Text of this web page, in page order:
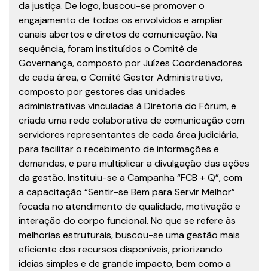
da justiça. De logo, buscou-se promover o
engajamento de todos os envolvidos e ampliar
canais abertos e diretos de comunicação. Na
sequência, foram instituídos o Comitê de
Governança, composto por Juízes Coordenadores
de cada área, o Comitê Gestor Administrativo,
composto por gestores das unidades
administrativas vinculadas à Diretoria do Fórum, e
criada uma rede colaborativa de comunicação com
servidores representantes de cada área judiciária,
para facilitar o recebimento de informações e
demandas, e para multiplicar a divulgação das ações
da gestão. Instituiu-se a Campanha “FCB + Q”, com
a capacitação “Sentir-se Bem para Servir Melhor”
focada no atendimento de qualidade, motivação e
interação do corpo funcional. No que se refere às
melhorias estruturais, buscou-se uma gestão mais
eficiente dos recursos disponíveis, priorizando
ideias simples e de grande impacto, bem como a